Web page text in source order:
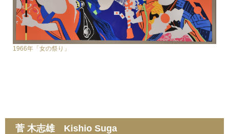
1966年「女の祭り」
菅 木志雄 Kishio Suga